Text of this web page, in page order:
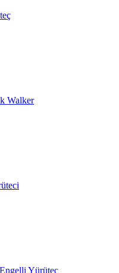
Walker
Yürüteç